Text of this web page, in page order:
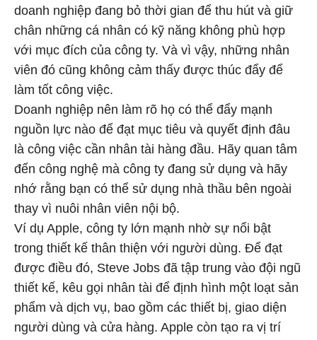
doanh nghiệp đang bỏ thời gian để thu hút và giữ
chân những cá nhân có kỹ năng không phù hợp
với mục đích của công ty. Và vì vậy, những nhân
viên đó cũng không cảm thấy được thúc đẩy để
làm tốt công việc.
Doanh nghiệp nên làm rõ họ có thể đẩy mạnh
nguồn lực nào để đạt mục tiêu và quyết định đâu
là công việc cần nhân tài hàng đầu. Hãy quan tâm
đến công nghệ mà công ty đang sử dụng và hãy
nhớ rằng bạn có thể sử dụng nhà thầu bên ngoài
thay vì nuôi nhân viên nội bộ.
Ví dụ Apple, công ty lớn mạnh nhờ sự nổi bật
trong thiết kế thân thiện với người dùng. Để đạt
được điều đó, Steve Jobs đã tập trung vào đội ngũ
thiết kế, kêu gọi nhân tài để định hình một loạt sản
phẩm và dịch vụ, bao gồm các thiết bị, giao diện
người dùng và cửa hàng. Apple còn tạo ra vị trí